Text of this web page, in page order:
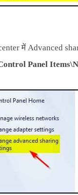
में Advanced
Panel